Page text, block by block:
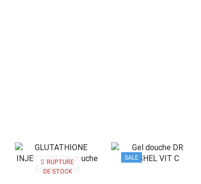
RUPTURE
DE STOCK
SALE